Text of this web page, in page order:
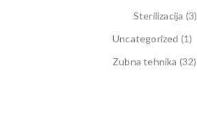
Sterilizacija (3)
Uncategorized (1)
Zubna tehnika (32)